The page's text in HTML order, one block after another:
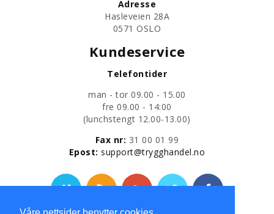
Adresse
Hasleveien 28A
0571 OSLO
Kundeservice
Telefontider
man - tor 09.00 - 15.00
fre 09.00 - 14:00
​(lunchstengt 12.00-13.00)
Fax nr: 31 00 01 99
​Epost:support@trygghandel.no